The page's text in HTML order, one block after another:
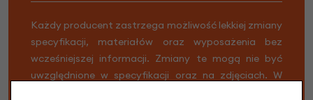
Każdy producent zastrzega możliwość lekkiej zmiany
specyfikacji, materiałów oraz wyposażenia bez
wcześniejszej informacji. Zmiany te mogą nie być
uwzględnione w specyfikacji oraz na zdjęciach. W